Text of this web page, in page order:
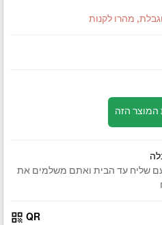
מהרו לקנות
המוצר הזה
שליח עד הבית ואתם משלמים את
QR
qr_code